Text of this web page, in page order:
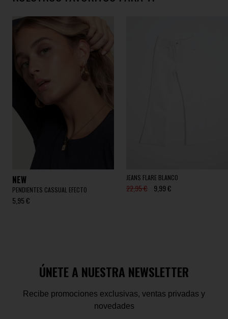
NEW
PENDIENTES CASSUAL EFECTO
5,95 €
JEANS FLARE BLANCO
22,95 € 9,99 €
ÚNETE A NUESTRA NEWSLETTER
Recibe promociones exclusivas, ventas privadas y
novedades